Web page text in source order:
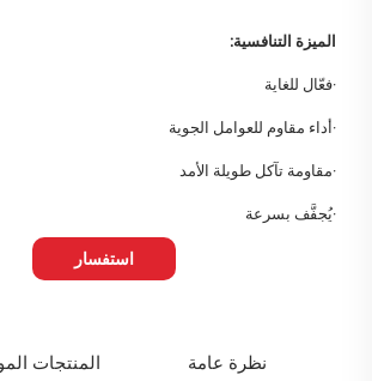
الميزة التنافسية:
·فعّال للغاية
·أداء مقاوم للعوامل الجوية
·مقاومة تآكل طويلة الأمد
·يُجفَّف بسرعة
استفسار
نظرة عامة المنتجات